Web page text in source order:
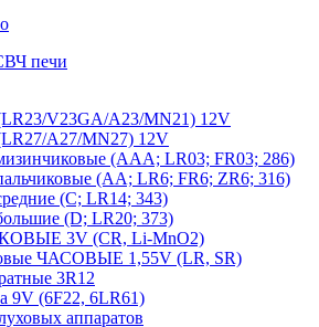
печи
V23GA/A23/MN21) 12V
A27/MN27) 12V
(AAA; LR03; FR03; 286)
(AA; LR6; FR6; ZR6; 316)
(C; LR14; 343)
(D; LR20; 373)
3V (CR, Li-MnO2)
ЧАСОВЫЕ 1,55V (LR, SR)
3R12
9V (6F22, 6LR61)
аппаратов